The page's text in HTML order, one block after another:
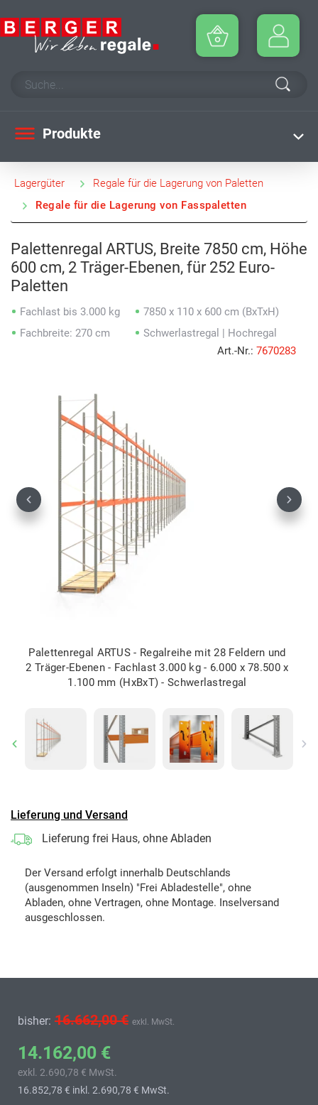
Produkte
Lagergüter
Regale für die Lagerung von Paletten
Regale für die Lagerung von Fasspaletten
Palettenregal ARTUS, Breite 7850 cm, Höhe
600 cm, 2 Träger-Ebenen, für 252 Euro-
Paletten
Fachlast bis 3.000 kg
Fachbreite: 270 cm
7850 x 110 x 600 cm (BxTxH)
Schwerlastregal | Hochregal
Art.-Nr.: 7670283
Palettenregal ARTUS - Regalreihe mit 28 Feldern und
2 Träger-Ebenen - Fachlast 3.000 kg - 6.000 x 78.500 x
1.100 mm (HxBxT) - Schwerlastregal
Previous Next
Previous
Lieferung und Versand
Lieferung frei Haus, ohne Abladen
Der Versand erfolgt innerhalb Deutschlands
(ausgenommen Inseln) "Frei Abladestelle", ohne
Abladen, ohne Vertragen, ohne Montage. Inselversand
ausgeschlossen.
bisher: 16.662,00 € exkl. MwSt.
14.162,00 €
exkl. 2.690,78 € MwSt.
16.852,78 € inkl. 2.690,78 € MwSt.